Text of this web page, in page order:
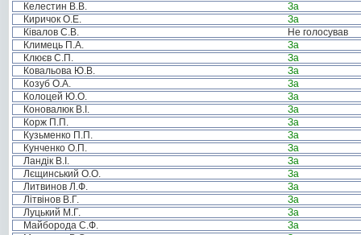
Келестин В.В.
За
Киричок О.Е.
За
Ківалов С.В.
Не голосував
Климець П.А.
За
Клюєв С.П.
За
Ковальова Ю.В.
За
Козуб О.А.
За
Колоцей Ю.О.
За
Коновалюк В.І.
За
Корж П.П.
За
Кузьменко П.П.
За
Кунченко О.П.
За
Ландік В.І.
За
Лєщинський О.О.
За
Литвинов Л.Ф.
За
Літвінов В.Г.
За
Луцький М.Г.
За
Майборода С.Ф.
За